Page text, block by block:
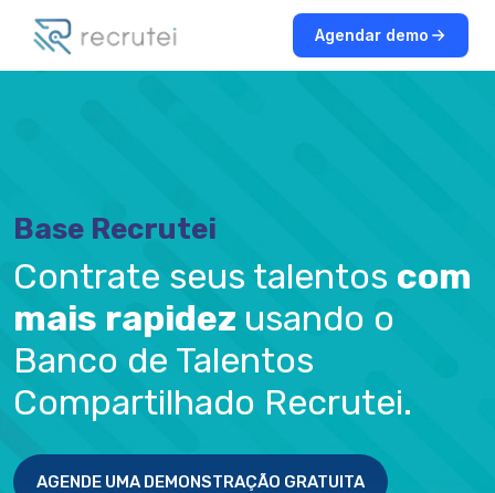
Agendar demo
Base Recrutei
Contrate seus talentos com
mais rapidez usando o
Banco de Talentos
Compartilhado Recrutei.
AGENDE UMA DEMONSTRAÇÃO GRATUITA